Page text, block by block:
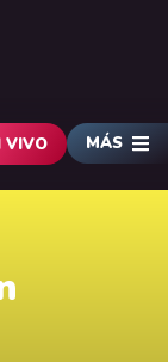
VIVO MÁS